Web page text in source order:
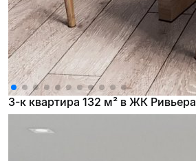
3-к квартира 132 м² в ЖК Ривьера